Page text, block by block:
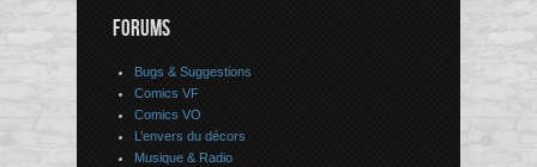
FORUMS
Bugs & Suggestions
Comics VF
Comics VO
L’envers du décors
Musique & Radio